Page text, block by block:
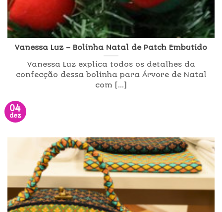
Vanessa Luz – Bolinha Natal de Patch Embutido
Vanessa Luz explica todos os detalhes da
confecção dessa bolinha para Árvore de Natal
com [...]
04
dez